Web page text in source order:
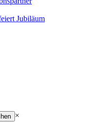
Jubiläum
×